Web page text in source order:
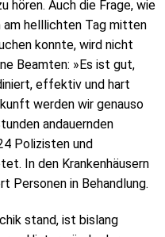
hören. Auch die Frage, wie
am helllichten Tag mitten
konnte, wird nicht
Beamten: »Es ist gut,
effektiv und hart
werden wir genauso
andauernden
Polizisten und
In den Krankenhäusern
Personen in Behandlung.
stand, ist bislang